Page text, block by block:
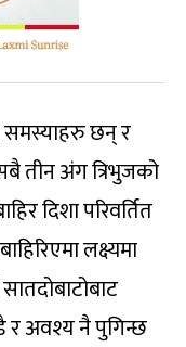
समस्याहरु छन् र
तीन अंग त्रिभुजको
दिशा परिवर्तित
लक्ष्यमा
र अवश्य नै पुगिन्छ